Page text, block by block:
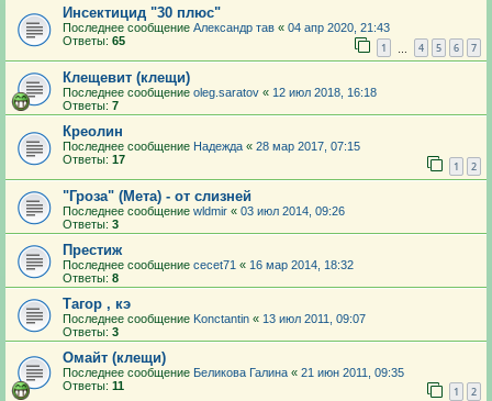
Инсектицид "30 плюс"
Последнее сообщение Александр тав « 04 апр 2020, 21:43
Ответы: 65 1 4 5 6 7
Клещевит (клещи)
Последнее сообщение oleg.saratov « 12 июл 2018, 16:18
Ответы: 7
Креолин
Последнее сообщение Надежда « 28 мар 2017, 07:15
Ответы: 17 1 2
"Гроза" (Мета) - от слизней
Последнее сообщение wldmir « 03 июл 2014, 09:26
Ответы: 3
Престиж
Последнее сообщение cecet71 « 16 мар 2014, 18:32
Ответы: 8
Тагор , кэ
Последнее сообщение Konctantin « 13 июл 2011, 09:07
Ответы: 3
Омайт (клещи)
Последнее сообщение Беликова Галина « 21 июн 2011, 09:35
Ответы: 11 1 2